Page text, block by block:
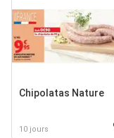
Chipolatas Nature
10 jours